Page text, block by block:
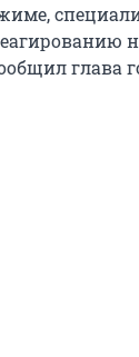
глава